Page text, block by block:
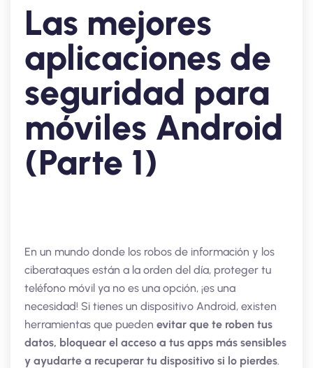
Las mejores
aplicaciones de
seguridad para
móviles Android
(Parte 1)
En un mundo donde los robos de información y los
ciberataques están a la orden del día, proteger tu
teléfono móvil ya no es una opción, ¡es una
necesidad! Si tienes un dispositivo Android, existen
herramientas que pueden evitar que te roben tus
datos, bloquear el acceso a tus apps más sensibles
y ayudarte a recuperar tu dispositivo si lo pierdes.